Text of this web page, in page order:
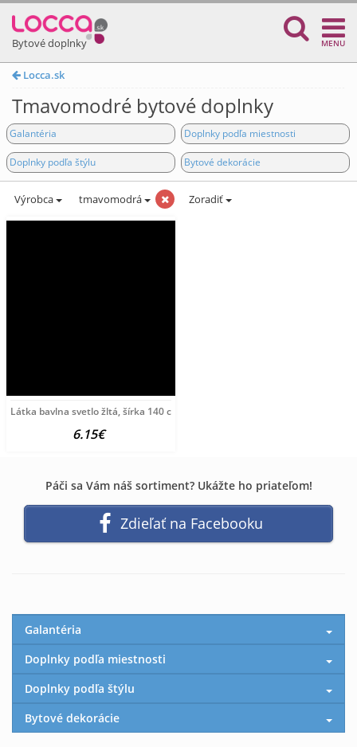
Bytové doplnky MENU
Locca.sk
Tmavomodré bytové doplnky
Galantéria Doplnky podľa miestnosti
Doplnky podľa štýlu Bytové dekorácie
Výrobca tmavomodrá Zoradiť
Látka bavlna svetlo žltá, šírka 140 cm Žltá Šírka
6.15€
Páči sa Vám náš sortiment? Ukážte ho priateľom!
Zdieľať na Facebooku
Galantéria
Doplnky podľa miestnosti
Doplnky podľa štýlu
Bytové dekorácie